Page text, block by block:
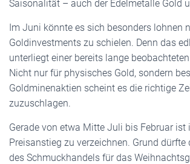
Saisonalität – auch der Edelmetalle Gold
Im Juni könnte es sich besonders lohnen
Goldinvestments zu schielen. Denn das
unterliegt einer bereits lange
Nicht nur für physisches Gold, sondern
Goldminenaktien scheint es die richtige
zuzuschlagen.
Gerade von etwa Mitte Juli bis Februar ist
Preisanstieg zu verzeichnen. Grund dürfte
des Schmuckhandels für das